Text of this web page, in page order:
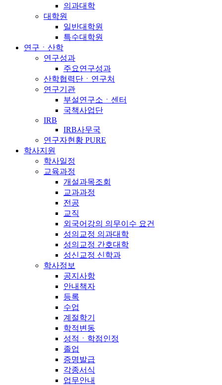
의과대학
대학원
일반대학원
특수대학원
연구ㆍ산학
연구성과
주요연구성과
산학협력단ㆍ연구처
연구기관
부설연구소ㆍ센터
국책사업단
IRB
IRB사무국
연구자현황 PURE
학사지원
학사일정
교육과정
개설과목조회
교과과정
전공
교직
외국어강의 의무이수 요건
성의교정 의과대학
성의교정 간호대학
성신교정 신학과
학사정보
공지사항
안내책자
등록
수업
계절학기
학적변동
성적ㆍ학점인정
졸업
증명발급
각종서식
업무안내